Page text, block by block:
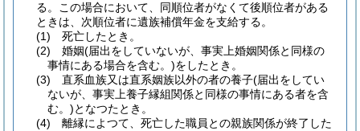
る。
この場合において、同順位者がなくて後順位者がある
ときは、次順位者に遺族補償年金を支給する。
(1)
死亡したとき。
(2)
婚姻(届出をしていないが、事実上婚姻関係と同様の
事情にある場合を含む。)をしたとき。
(3)
直系血族又は直系姻族以外の者の養子(届出をしてい
ないが、事実上養子縁組関係と同様の事情にある者を含
む。)となつたとき。
(4)
離縁によつて、死亡した職員との親族関係が終了した